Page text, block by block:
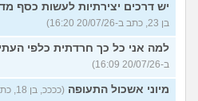
יש דרכים יצירתיות לעשות כסף
בן 23, כתב ב-20/07/26 16:20)
למה אני כל כך חרדתית כלפי
ב-20/07/26 16:09)
מיוני אשכול התעופה (ככככ, בן 18, כתב ב-20/07/26 16:00)